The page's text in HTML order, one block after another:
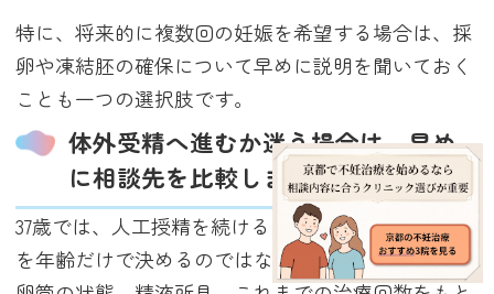
特に、将来的に複数回の妊娠を希望する場合は、採
卵や凍結胚の確保について早めに説明を聞いておく
ことも一つの選択肢です。
体外受精へ進むか迷う場合は、早め
に相談先を比較しましょう
37歳では、人工授精を続けるか、体外受精へ進むか
を年齢だけで決めるのではなく、妊活期間、AMH、